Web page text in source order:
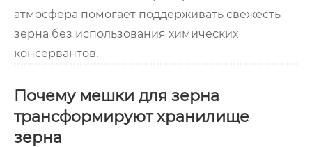
атмосфера помогает поддерживать свежесть
зерна без использования химических
консервантов.
Почему мешки для зерна
трансформируют хранилище
зерна